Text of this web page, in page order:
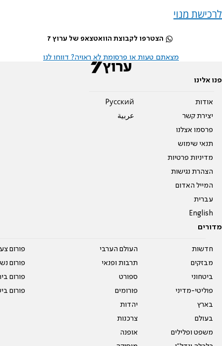
לרכישת מנוי
הצטרפו לקבוצת הוואטצאפ של ערוץ 7
מצאתם טעות או פרסומת לא ראויה? דווחו לנו
פנו אלינו
אודות
יצירת קשר
פרסמו אצלנו
תנאי שימוש
מדיניות פרטיות
הצהרת נגישות
המייל האדום
עברית
English
Pусский
عربية
מדורים
חדשות
מבזקים
ביטחוני
פוליטי-מדיני
בארץ
בעולם
משפט ופלילים
העולם הערבי
תרבות ופנאי
ספורט
פורומים
יהדות
צרכנות
אופנה
פורום
פורום
פורום
פורום